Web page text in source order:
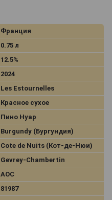
Франция
0.75 л
12.5%
2024
Les Estournelles
Красное сухое
Пино Нуар
Burgundy (Бургундия)
Cote de Nuits (Кот-де-Нюи)
Gevrey-Chambertin
AOC
81987